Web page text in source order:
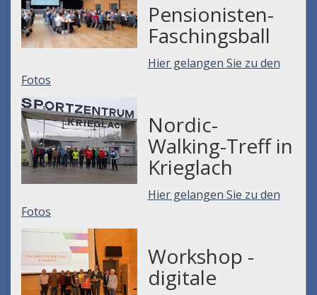
Pensionisten-
Faschingsball
Hier gelangen Sie zu den
Fotos
Nordic-
Walking-Treff in
Krieglach
Hier gelangen Sie zu den
Fotos
Workshop -
digitale